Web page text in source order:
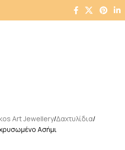
Art Jewellery Δαχτυλίδια
Ασήμι